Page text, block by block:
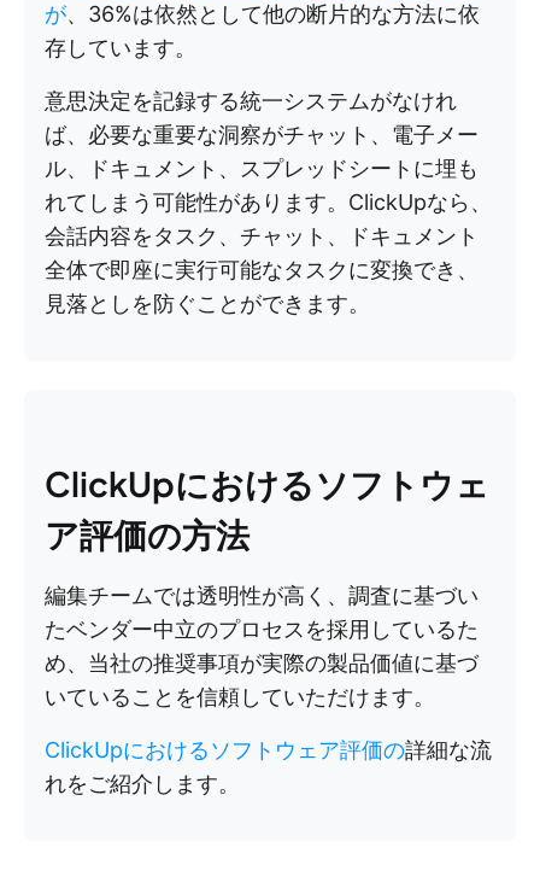
が、36%は依然として他の断片的な方法に依
存しています。
意思決定を記録する統一システムがなけれ
ば、必要な重要な洞察がチャット、電子メー
ル、ドキュメント、スプレッドシートに埋も
れてしまう可能性があります。ClickUpなら、
会話内容をタスク、チャット、ドキュメント
全体で即座に実行可能なタスクに変換でき、
見落としを防ぐことができます。
ClickUpにおけるソフトウェ
ア評価の方法
編集チームでは透明性が高く、調査に基づい
たベンダー中立のプロセスを採用しているた
め、当社の推奨事項が実際の製品価値に基づ
いていることを信頼していただけます。
ClickUpにおけるソフトウェア評価の詳細な流
れをご紹介します。